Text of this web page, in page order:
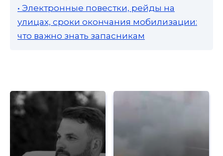
• Электронные повестки, рейды на
улицах, сроки окончания мобилизации:
что важно знать запасникам